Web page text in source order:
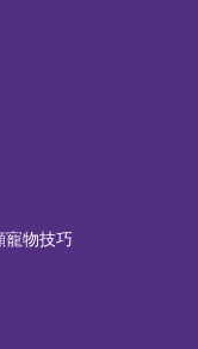
寵物技巧